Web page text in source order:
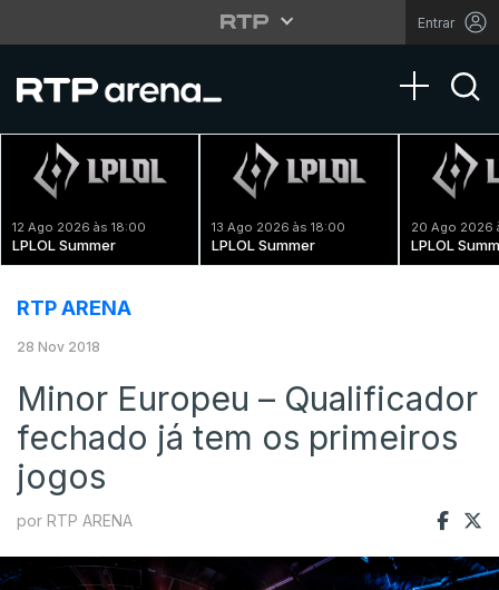
Entrar
Toggle
12 Ago 2026 às 18:00
LPLOL Summer
13 Ago 2026 às 18:00
LPLOL Summer
20 Ago 2026
LPLOL
RTP ARENA
28 Nov 2018
Minor Europeu – Qualificador
fechado já tem os primeiros
jogos
por RTP ARENA